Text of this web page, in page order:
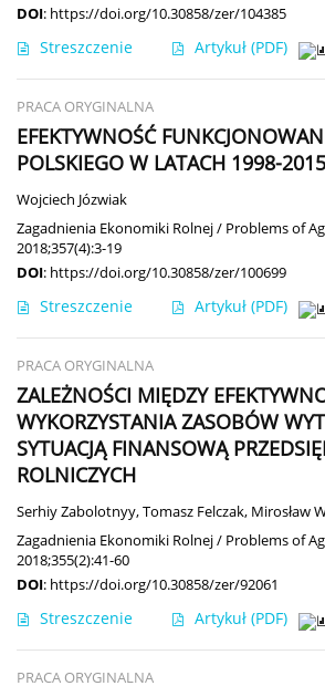
DOI: https://doi.org/10.30858/zer/104385
Streszczenie Artykuł (PDF)
PRACA ORYGINALNA
EFEKTYWNOŚĆ
POLSKIEGO W LATACH 1998-2015
Wojciech Józwiak
Zagadnienia Ekonomiki Rolnej / Problems of
2018;357(4):3-19
DOI: https://doi.org/10.30858/zer/100699
Streszczenie Artykuł (PDF)
PRACA ORYGINALNA
ZALEŻNOŚCI MIĘDZY
WYKORZYSTANIA ZASOBÓW
SYTUACJĄ FINANSOWĄ
ROLNICZYCH
Serhiy Zabolotnyy,Tomasz Felczak, Mirosław
Zagadnienia Ekonomiki Rolnej / Problems of
2018;355(2):41-60
DOI: https://doi.org/10.30858/zer/92061
Streszczenie Artykuł (PDF)
PRACA ORYGINALNA